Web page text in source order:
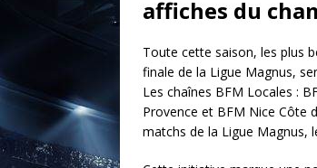
affiches du
Toute cette saison, les plus
finale de la Ligue Magnus,
Les chaînes BFM Locales :
Provence et BFM Nice Côte
matchs de la Ligue Magnus,